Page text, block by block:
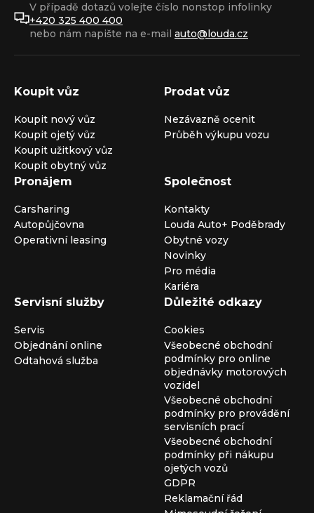
V případě dotazů volejte číslo nonstop infolinky
+420 325 400 400
nebo nám napište na e-mail auto@louda.cz
Koupit vůz
Koupit nový vůz
Koupit ojetý vůz
Koupit užitkový vůz
Koupit obytný vůz
Prodat vůz
Nezávazně ocenit
Průběh výkupu vozu
Pronájem
Carsharing
Autopůjčovna
Operativní leasing
Společnost
Kontakty
Louda Auto+ Poděbrady
Obytné vozy
Novinky
Pro média
Kariéra
Servisní služby
Servis
Objednání online
Odtahová služba
Důležité odkazy
Cookies
Všeobecné obchodní
podmínky pro online
objednávky motorových
vozidel
Všeobecné obchodní
podmínky pro provádění
servisních prací
Všeobecné obchodní
podmínky při nákupu
ojetých vozů
GDPR
Reklamační řád